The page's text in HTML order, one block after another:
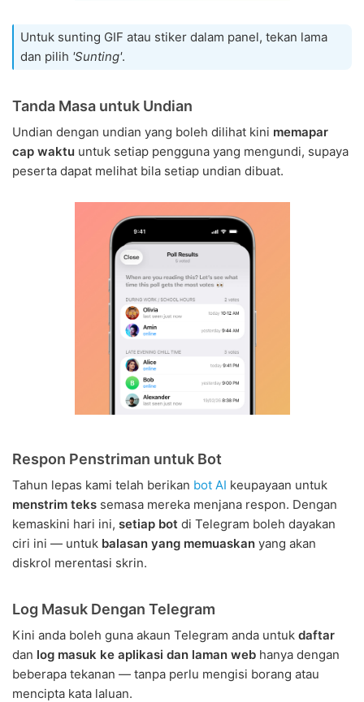
Untuk sunting GIF atau stiker dalam panel, tekan lama
dan pilih 'Sunting'.
Tanda Masa untuk Undian
Undian dengan undian yang boleh dilihat kini memapar
cap waktu untuk setiap pengguna yang mengundi, supaya
peserta dapat melihat bila setiap undian dibuat.
Respon Penstriman untuk Bot
Tahun lepas kami telah berikan bot AI keupayaan untuk
menstrim teks semasa mereka menjana respon. Dengan
kemaskini hari ini, setiap bot di Telegram boleh dayakan
ciri ini — untuk balasan yang memuaskan yang akan
diskrol merentasi skrin.
Log Masuk Dengan Telegram
Kini anda boleh guna akaun Telegram anda untuk daftar
dan log masuk ke aplikasi dan laman web hanya dengan
beberapa tekanan — tanpa perlu mengisi borang atau
mencipta kata laluan.